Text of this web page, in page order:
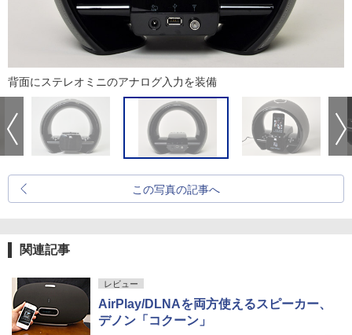
背面にステレオミニのアナログ入力を装備
この写真の記事へ
関連記事
レビュー
AirPlay/DLNAを両方使えるスピーカー、
デノン「コクーン」